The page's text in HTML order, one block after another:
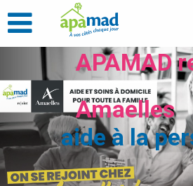
APAMAD
Amaelles
aide à la